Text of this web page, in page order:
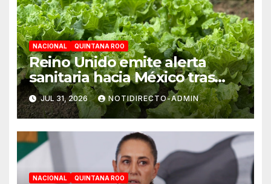
NACIONAL QUINTANA ROO
Reino Unido emite alerta
sanitaria hacia México tras
aumento de cuadros de
diarrea explosiva en turistas
JUL 31, 2026 NOTIDIRECTO-ADMIN
NACIONAL QUINTANA ROO